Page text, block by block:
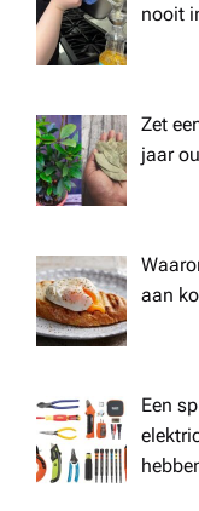
nooit
Zet
jaar
aan
Een